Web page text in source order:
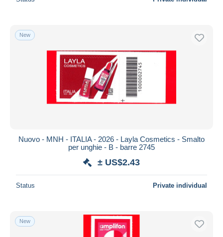
New
Nuovo - MNH - ITALIA - 2026 - Layla Cosmetics - Smalto
per unghie - B - barre 2745
± US$2.43
Status Private individual
New